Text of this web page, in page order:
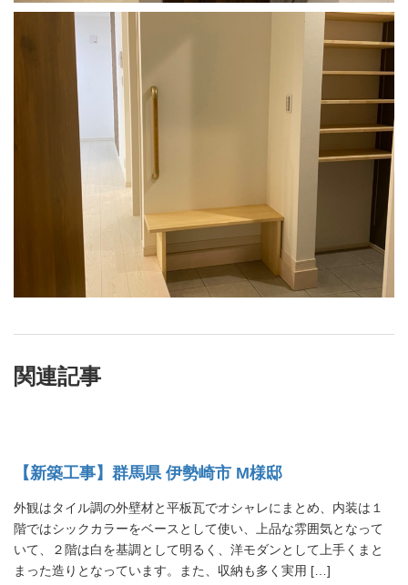
関連記事
【新築工事】群馬県 伊勢崎市 M様邸
外観はタイル調の外壁材と平板瓦でオシャレにまとめ、内装は１
階ではシックカラーをベースとして使い、上品な雰囲気となって
いて、２階は白を基調として明るく、洋モダンとして上手くまと
まった造りとなっています。また、収納も多く実用 […]